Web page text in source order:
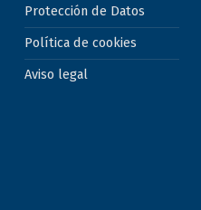
Protección de Datos
Política de cookies
Aviso legal